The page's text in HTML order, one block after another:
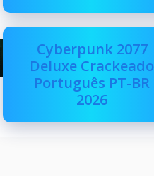
Cyberpunk 2077
Deluxe Crackeado
Português PT-BR
2026